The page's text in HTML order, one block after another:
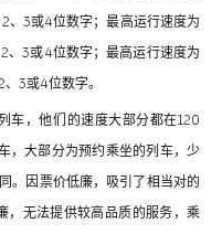
3或4位数字；最高运行速度为
3或4位数字；最高运行速度为
3或4位数字。
车，他们的速度大部分都在120
，大部分为预约乘坐的列车，少
。因票价低廉，吸引了相当对的
，无法提供较高品质的服务，乘